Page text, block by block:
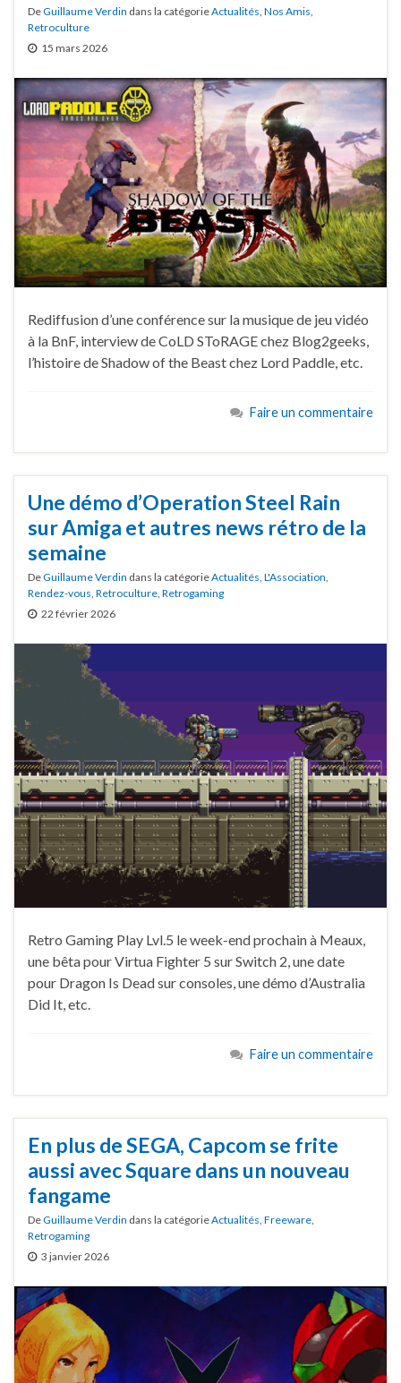
DeGuillaume Verdin dans la catégorieActualités Nos Amis
Retroculture
15 mars 2026
Rediffusion d’une conférence sur la musique de jeu vidéo
à la BnF, interview de CoLD SToRAGE chez Blog2geeks,
l’histoire de Shadow of the Beast chez Lord Paddle, etc.
Faire un commentaire
Une démo d’Operation Steel Rain
sur Amiga et autres news rétro de la
semaine
DeGuillaume Verdin dans la catégorieActualités, L'Association,
Rendez-vous, Retroculture, Retrogaming
22 février 2026
Retro Gaming Play Lvl.5 le week-end prochain à Meaux,
une bêta pour Virtua Fighter 5 sur Switch 2, une date
pour Dragon Is Dead sur consoles, une démo d’Australia
Did It, etc.
Faire un commentaire
En plus de SEGA, Capcom se frite
aussi avec Square dans un nouveau
fangame
DeGuillaume Verdin dans la catégorieActualités Freeware
Retrogaming
3 janvier 2026